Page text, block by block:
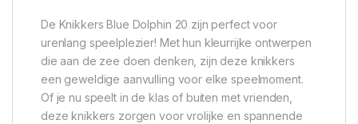
De Knikkers Blue Dolphin 20 zijn perfect voor
urenlang speelplezier! Met hun kleurrijke ontwerpen
die aan de zee doen denken, zijn deze knikkers
een geweldige aanvulling voor elke speelmoment.
Of je nu speelt in de klas of buiten met vrienden,
deze knikkers zorgen voor vrolijke en spannende